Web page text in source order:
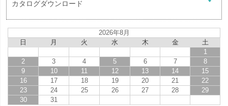
カタログダウンロード
2026年8月
日
月 火 水 木 金
土
1
2
3 4 5 6 7
8
9
10 11 12 13 14
15
16
17 18 19 20 21
22
23
24 25 26 27 28
29
30
31